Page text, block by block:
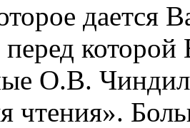
дается
перед
О.В.
чтения».